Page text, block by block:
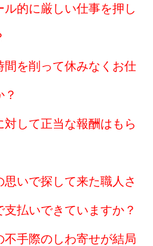
ル的に厳しい仕事を押し
間を削って休みなくお仕
対して正当な報酬はもら
思いで探して来た職人さ
払いできていますか？
不手際のしわ寄せが結局